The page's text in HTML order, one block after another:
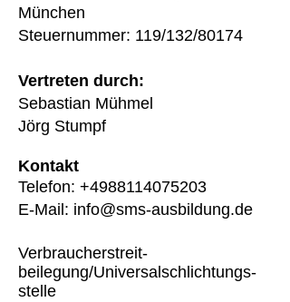
München
Steuernummer: 119/132/80174
Vertreten durch:
Sebastian Mühmel
Jörg Stumpf
Kontakt
Telefon: +4988114075203
E-Mail: info@sms-ausbildung.de
Verbraucher­streit­
beilegung/Universal­schlichtungs­
stelle